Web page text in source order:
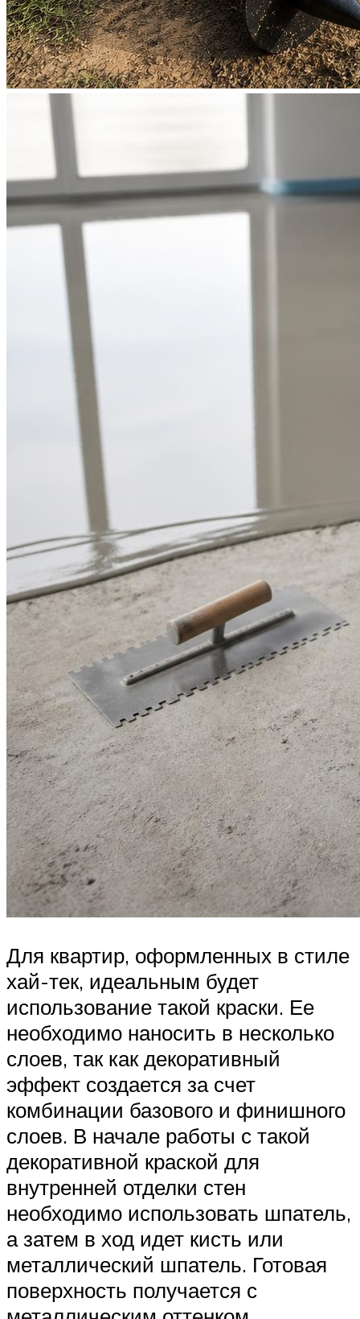
Для квартир, оформленных в стиле
хай-тек, идеальным будет
использование такой краски. Ее
необходимо наносить в несколько
слоев, так как декоративный
эффект создается за счет
комбинации базового и финишного
слоев. В начале работы с такой
декоративной краской для
внутренней отделки стен
необходимо использовать шпатель,
а затем в ход идет кисть или
металлический шпатель. Готовая
поверхность получается с